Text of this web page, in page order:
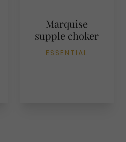
Marquise
supple choker
ESSENTIAL